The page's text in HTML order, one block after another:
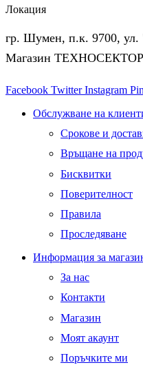
Локация
гр. Шумен, п.к. 9700,
Магазин ТЕХНОСЕКТОР
Facebook Twitter Instagram
Обслужване на
Срокове и
Връщане на
Бисквитки
Поверителност
Правила
Проследяване
Информация за
За нас
Контакти
Магазин
Моят акаунт
Поръчките ми